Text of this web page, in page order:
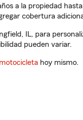
a la propiedad
cobertura
IL, para
pueden variar.
hoy mismo.